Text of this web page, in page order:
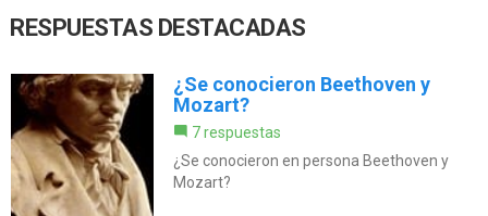
RESPUESTAS DESTACADAS
¿Se conocieron Beethoven y
Mozart?
7 respuestas
¿Se conocieron en persona Beethoven y
Mozart?